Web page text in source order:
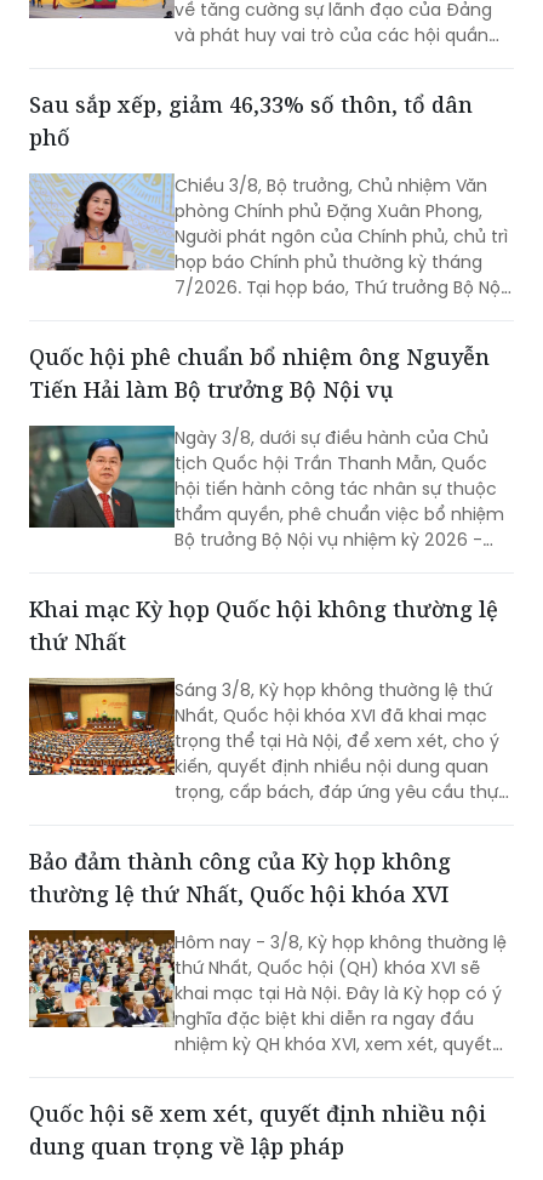
Thay mặt Bộ Chính trị, Ủy viên Bộ Chính
trị, Thường trực Ban Bí thư Trần Cẩm Tú
về tăng cường sự lãnh đạo của Đảng
và phát huy vai trò của các hội quần
(Chỉ thị số 11-CT/TW)
Sau sắp xếp, giảm 46,33% số thôn, tổ dân
phố
Chiều 3/8, Bộ trưởng, Chủ nhiệm Văn
phòng Chính phủ Đặng Xuân Phong,
họp báo Chính phủ thường kỳ tháng
7/2026. Tại họp báo, Thứ trưởng Bộ Nội
vụ Nguyễn Thị Hà đã thông tin về kết
quả sắp xếp các thôn, tổ dân phố trên
toàn quốc.
Quốc hội phê chuẩn bổ nhiệm ông Nguyễn
Tiến Hải làm Bộ trưởng Bộ Nội vụ
Ngày 3/8, dưới sự điều hành của Chủ
tịch Quốc hội Trần Thanh Mẫn, Quốc
thẩm quyền, phê chuẩn việc bổ nhiệm
Bộ trưởng Bộ Nội vụ nhiệm kỳ 2026 -
viên Ban Chấp hành Trung ương Đảng,
quyền Bộ trưởng Bộ Nội vụ.
Khai mạc Kỳ họp Quốc hội không thường lệ
thứ Nhất
Sáng 3/8, Kỳ họp không thường lệ thứ
Nhất, Quốc hội khóa XVI đã khai mạc
kiến, quyết định nhiều nội dung quan
trọng, cấp bách, đáp ứng yêu cầu thực
tiễn, vì sự phát triển nhanh, bền vững
của đất nước.
Bảo đảm thành công của Kỳ họp không
thường lệ thứ Nhất, Quốc hội khóa XVI
Hôm nay - 3/8, Kỳ họp không thường lệ
thứ Nhất, Quốc hội (QH) khóa XVI sẽ
nghĩa đặc biệt khi diễn ra ngay đầu
nhiệm kỳ QH khóa XVI, xem xét, quyết
định nhiều nội dung quan trọng về